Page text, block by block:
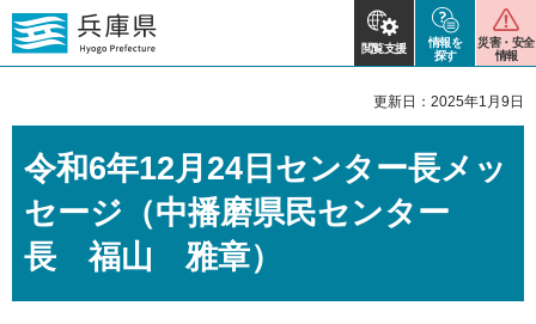
閲覧支援
情報を
探す
災害・安全
情報
更新日：2025年1月9日
令和6年12月24日センター長メッ
セージ（中播磨県民センター
長 福山 雅章）